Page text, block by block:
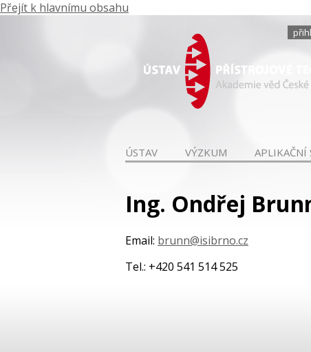
Přejít k hlavnímu obsahu
ÚSTAV VÝZKUM APLIKAČNÍ
Ing. Ondřej
Email: brunn@isibrno.cz
Tel.: +420 541 514 525